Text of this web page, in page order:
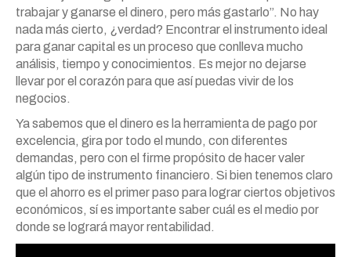
trabajar y ganarse el dinero, pero más gastarlo”. No hay
nada más cierto, ¿verdad? Encontrar el instrumento ideal
para ganar capital es un proceso que conlleva mucho
análisis, tiempo y conocimientos. Es mejor no dejarse
llevar por el corazón para que así puedas vivir de los
negocios.
Ya sabemos que el dinero es la herramienta de pago por
excelencia, gira por todo el mundo, con diferentes
demandas, pero con el firme propósito de hacer valer
algún tipo de instrumento financiero. Si bien tenemos claro
que el ahorro es el primer paso para lograr ciertos objetivos
económicos, sí es importante saber cuál es el medio por
donde se logrará mayor rentabilidad.